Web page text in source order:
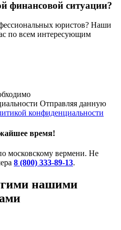
финансовой ситуации?
юристов? Наши
по всем интересующим
Отправляя данную
конфиденциальности
время!
московскому вермени. Не
8 (800) 333-89-13.
нашими